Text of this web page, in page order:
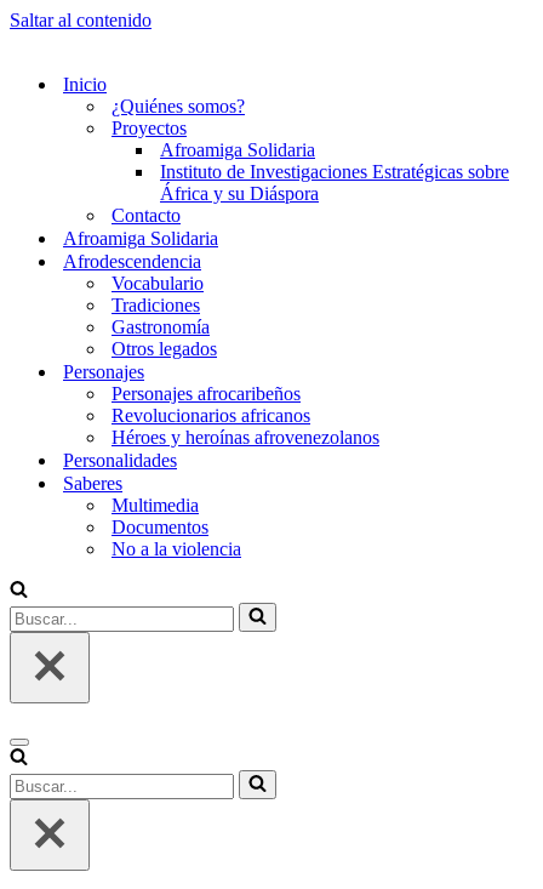
Saltar al contenido
Inicio
¿Quiénes somos?
Proyectos
Afroamiga Solidaria
Instituto de Investigaciones Estratégicas sobre
África y su Diáspora
Contacto
Afroamiga Solidaria
Afrodescendencia
Vocabulario
Tradiciones
Gastronomía
Otros legados
Personajes
Personajes afrocaribeños
Revolucionarios africanos
Héroes y heroínas afrovenezolanos
Personalidades
Saberes
Multimedia
Documentos
No a la violencia
Buscar...
Menú
de
navegación
Buscar...